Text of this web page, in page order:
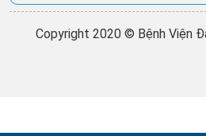
Copyright 2020 © Bệnh Viện